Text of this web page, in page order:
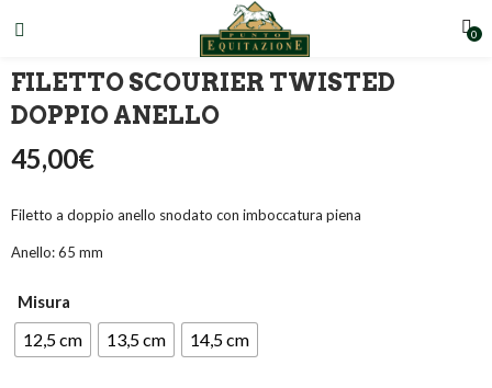
0
FILETTO SCOURIER TWISTED
DOPPIO ANELLO
45,00€
Filetto a doppio anello snodato con imboccatura piena
Anello: 65 mm
Misura
12,5 cm 13,5 cm 14,5 cm